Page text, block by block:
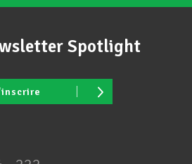
Spotlight